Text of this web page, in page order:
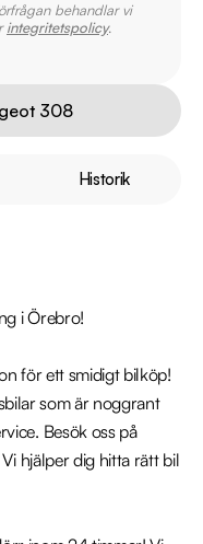
Historik
i Örebro!
för ett smidigt bilköp!
som är noggrant
Besök oss på
hjälper dig hitta rätt bil
behandlar vi
integritetspolicy.
308